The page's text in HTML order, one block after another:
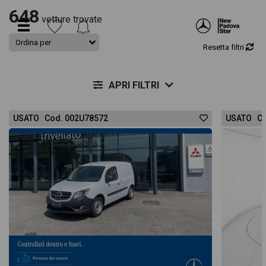
648 vetture trovate
Resetta filtri
APRI FILTRI
USATO Cod. 002U78572 USATO